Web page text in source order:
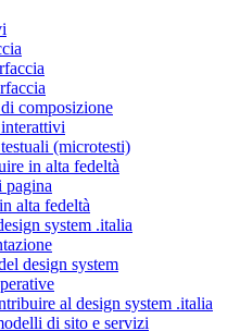
composizione
(microtesti)
in alta fedeltà
pagina
alta fedeltà
system .italia
design system
al design system .italia
di sito e servizi